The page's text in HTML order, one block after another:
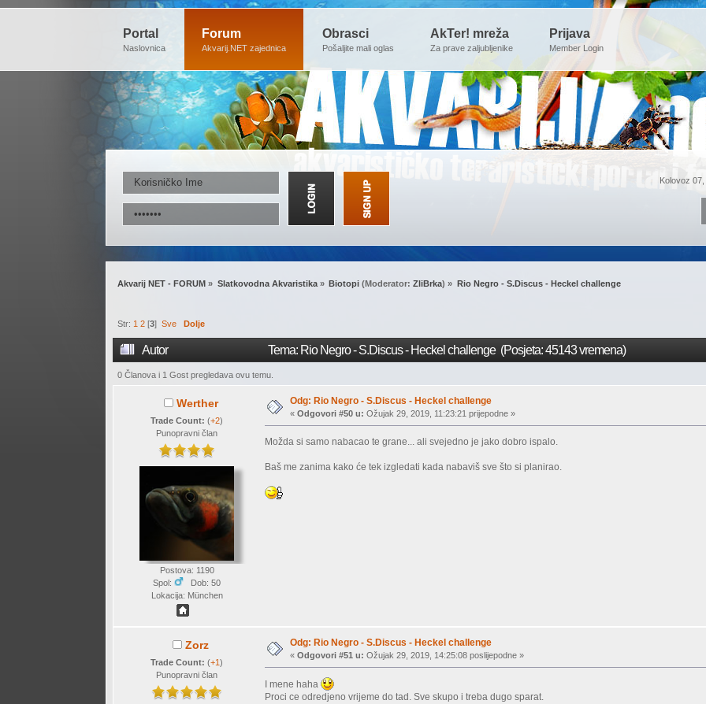
Portal
Naslovnica
Forum
Akvarij.NET zajednica
Obrasci
Pošaljite mali oglas
AkTer! mreža
Za prave zaljubljenike
Prijava
Member Login
Kolovoz
Akvarij NET - FORUM » Slatkovodna Akvaristika» Biotopi (Moderator:ZliBrka) » Rio Negro - S.Discus - Heckel challenge
Str: 1 2[3] Sve Dolje
Autor Tema: Rio Negro - S.Discus - Heckel challenge (Posjeta: 45143 vremena)
0 Članova i 1 Gost pregledava ovu temu.
Werther
Trade Count:(+2)
Punopravni član
Postova: 1190
Spol:
Dob: 50
Lokacija: München
Odg: Rio Negro - S.Discus - Heckel challenge
«Odgovori #50 u: Ožujak 29, 2019, 11:23:21 prijepodne »
Možda si samo nabacao te grane... ali svejedno je jako dobro ispalo.
Baš me zanima kako će tek izgledati kada nabaviš sve što si planirao.
Zorz
Trade Count:(+1)
Punopravni član
Odg: Rio Negro - S.Discus - Heckel challenge
«Odgovori #51 u: Ožujak 29, 2019, 14:25:08 poslijepodne »
I mene haha
Proci ce odredjeno vrijeme do tad. Sve skupo i treba dugo sparat.